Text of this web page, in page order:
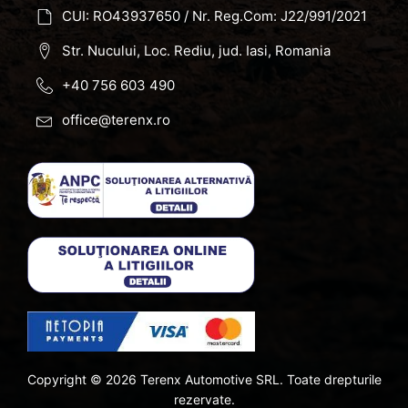
CUI: RO43937650 / Nr. Reg.Com: J22/991/2021
Str. Nucului, Loc. Rediu, jud. Iasi, Romania
+40 756 603 490
office@terenx.ro
Copyright © 2026 Terenx Automotive SRL. Toate drepturile
rezervate.